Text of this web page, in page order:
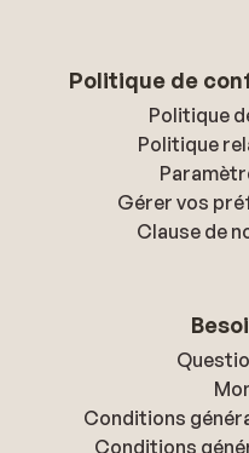
Politique de
Politique
Politique
Gérer vos
Clause de
Conditions
Conditions